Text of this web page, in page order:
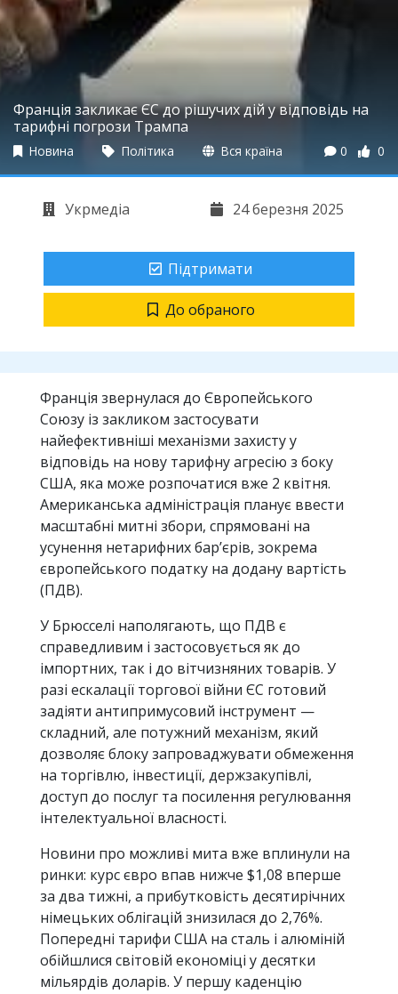
Франція закликає ЄС до рішучих дій у відповідь на
тарифні погрози Трампа
Новина Політика Вся країна 0 0
Укрмедіа 24 березня 2025
Підтримати
До обраного
Франція звернулася до Європейського
Союзу із закликом застосувати
найефективніші механізми захисту у
відповідь на нову тарифну агресію з боку
США, яка може розпочатися вже 2 квітня.
Американська адміністрація планує ввести
масштабні митні збори, спрямовані на
усунення нетарифних бар’єрів, зокрема
європейського податку на додану вартість
(ПДВ).
У Брюсселі наполягають, що ПДВ є
справедливим і застосовується як до
імпортних, так і до вітчизняних товарів. У
разі ескалації торгової війни ЄС готовий
задіяти антипримусовий інструмент —
складний, але потужний механізм, який
дозволяє блоку запроваджувати обмеження
на торгівлю, інвестиції, держзакупівлі,
доступ до послуг та посилення регулювання
інтелектуальної власності.
Новини про можливі мита вже вплинули на
ринки: курс євро впав нижче $1,08 вперше
за два тижні, а прибутковість десятирічних
німецьких облігацій знизилася до 2,76%.
Попередні тарифи США на сталь і алюміній
обійшлися світовій економіці у десятки
мільярдів доларів. У першу каденцію